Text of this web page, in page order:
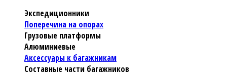
Экспедиционники
Поперечина на опорах
Грузовые платформы
Алюминиевые
Аксессуары к багажникам
Составные части багажников